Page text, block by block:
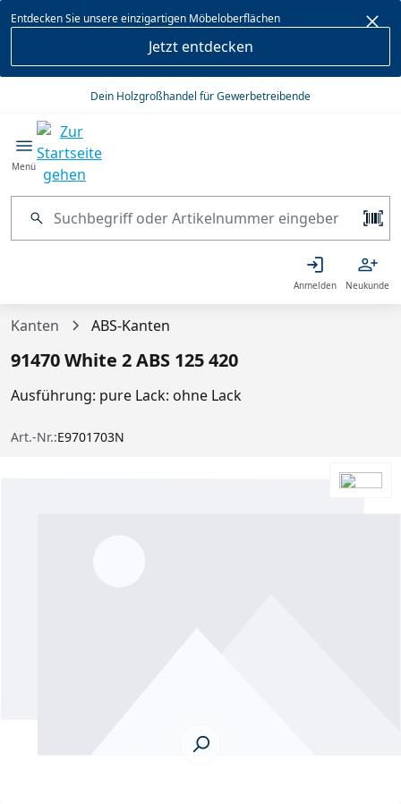
springen
Entdecken Sie unsere einzigartigen Möbeloberflächen
Jetzt entdecken
Dein Holzgroßhandel für Gewerbetreibende
Menü
Anmelden Neukunde
Kanten ABS-Kanten
91470 White 2 ABS 125 420
Ausführung: pure Lack: ohne Lack
Art.-Nr.:E9701703N